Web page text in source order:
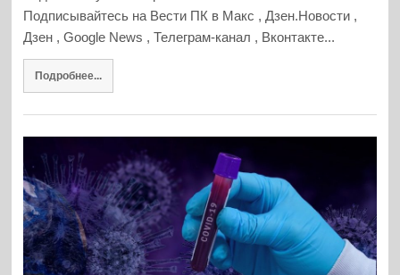
Подписывайтесь на Вести ПК в Макс , Дзен.Новости ,
Дзен , Google News , Телеграм-канал , Вконтакте...
Подробнее...